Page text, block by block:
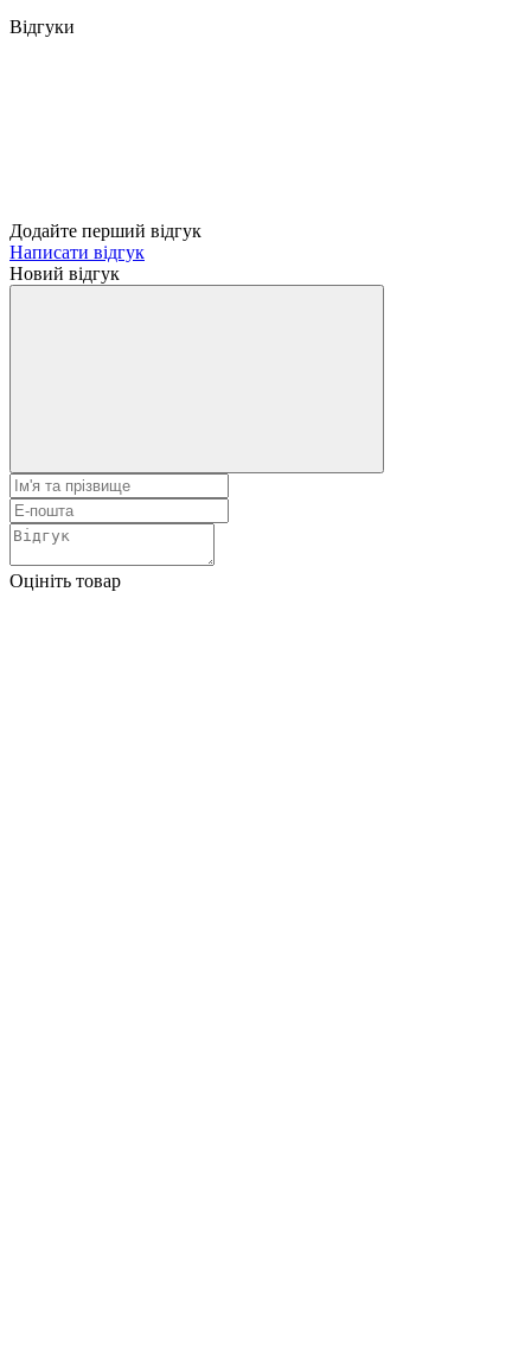
Відгуки
Додайте перший відгук
Написати відгук
Новий відгук
Оцініть товар